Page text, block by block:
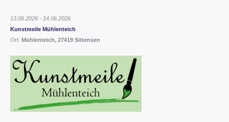
13.06.2026 - 14.06.2026
Kunstmeile Mühlenteich
Ort: Mühlenteich, 27419 Sittensen